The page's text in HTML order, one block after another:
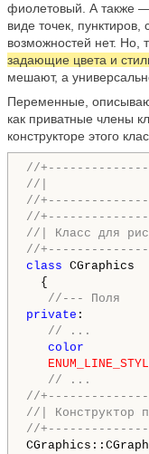
фиолетовый. А также
виде точек,
возможностей нет. Но,
задающие цвета и
мешают, а
Переменные,
как приватные члены
конструкторе этого
//
//|
//
//
//| Класс для
//
class CGraphics
{
//--- Поля
private :
// ...
color
// ...
//
//| Конструктор
//